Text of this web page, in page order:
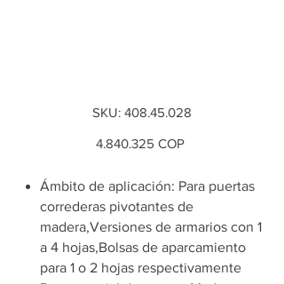
SKU:
SKU
408.45.028
408.45.028
Precio
4.840.325 COP
Ámbito de aplicación: Para puertas
correderas pivotantes de
madera,Versiones de armarios con 1
a 4 hojas,Bolsas de aparcamiento
para 1 o 2 hojas respectivamente